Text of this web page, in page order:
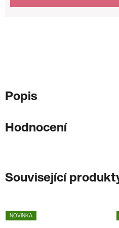
Popis
Hodnocení
Související
NOVINKA